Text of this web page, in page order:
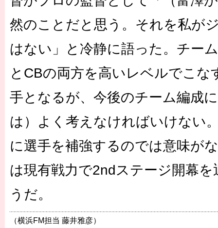
然のことだと思う。それを私が
はない」と冷静に語った。チー
とCBの両方を高いレベルでこな
手となるが、今後のチーム編成
は）よく考えなければいけない
に選手を補強するのでは意味が
は現有戦力で2ndステージ開幕
うだ。
（横浜FM担当 藤井雅彦）